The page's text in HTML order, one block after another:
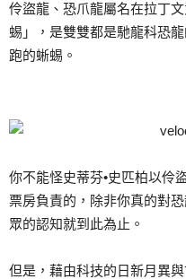
伶盜龍、恐爪龍屬名在拉丁
蜴」，是雙雙都是馳龍科恐
跑的蜥蜴。
你不能怪史蒂芬•史匹柏以伶
票房負責的，除非你真的對
眾的認知就到此為止。
但是，藉由科技的日新月異